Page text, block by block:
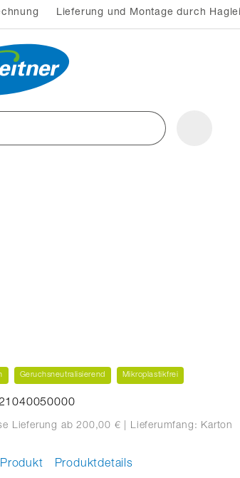
Lieferung und Montage durch
Geruchsneutralisierend Mikroplastikfrei
Lieferung ab 200,00 € | Lieferumfang: Karton
Produktdetails